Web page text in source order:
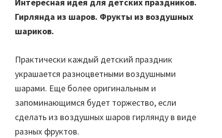
Гирлянда из шаров. Фрукты из воздушных
шариков.
Практически каждый детский праздник
украшается разноцветными воздушными
шарами. Еще более оригинальным и
запоминающимся будет торжество, если
сделать из воздушных шаров гирлянду в виде
разных фруктов.